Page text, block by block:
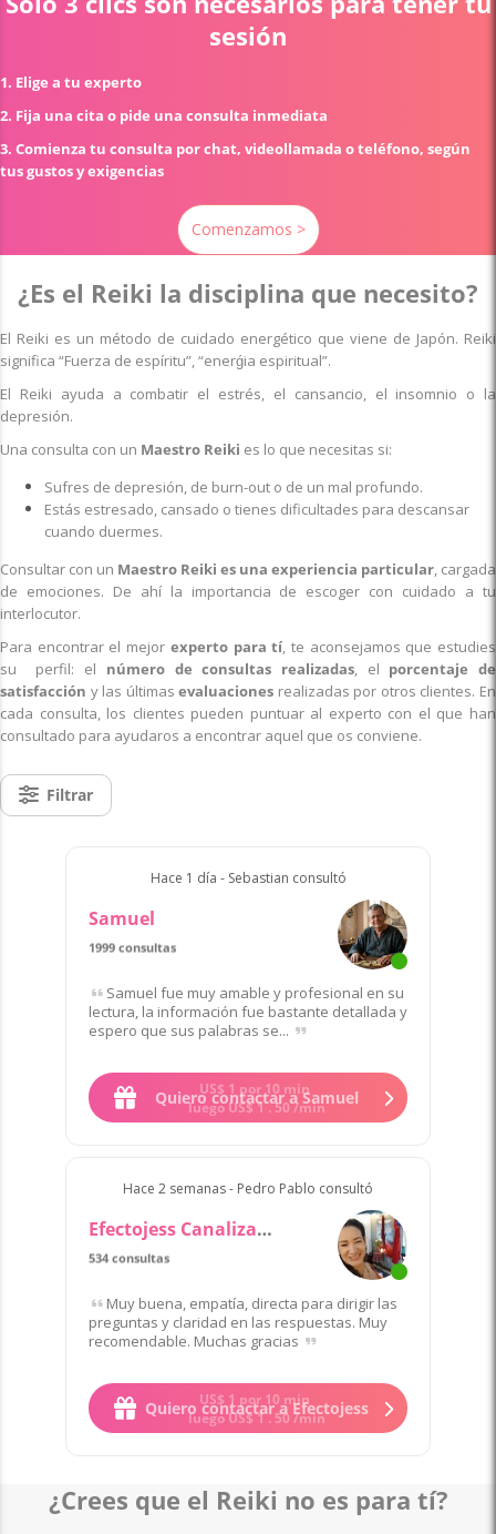
sesión
1. Elige a tu experto
2. Fija una cita o pide una consulta inmediata
3. Comienza tu consulta por chat, videollamada o teléfono, según
tus gustos y exigencias
Comenzamos >
¿Es el Reiki la disciplina que necesito?
El Reiki es un método de cuidado energético que viene de Japón. Reiki
significa “Fuerza de espíritu”, “enerǵia espiritual”.
El Reiki ayuda a combatir el estrés, el cansancio, el insomnio o la
depresión.
Una consulta con un Maestro Reiki es lo que necesitas si:
Sufres de depresión, de burn-out o de un mal profundo.
Estás estresado, cansado o tienes dificultades para descansar
cuando duermes.
Consultar con un Maestro Reiki es una experiencia particular, cargada
de emociones. De ahí la importancia de escoger con cuidado a tu
interlocutor.
Para encontrar el mejor experto para tí, te aconsejamos que estudies
su perfil: el número de consultas realizadas, el porcentaje de
satisfacción y las últimasevaluaciones realizadas por otros clientes. En
cada consulta, los clientes pueden puntuar al experto con el que han
consultado para ayudaros a encontrar aquel que os conviene.
Filtrar
Hace 1 día - Sebastian consultó
Samuel
1999 consultas
Samuel fue muy amable y profesional en su
lectura, la información fue bastante detallada y
espero que sus palabras se...
Quiero contactar a Samuel
US$ 1 por 10 min
luegoUS$1.50/min
Hace 2 semanas - Pedro Pablo consultó
Efectojess Canalizadora
534 consultas
Muy buena, empatía, directa para dirigir las
preguntas y claridad en las respuestas. Muy
recomendable. Muchas gracias
Quiero contactar a Efectojess
US$ 1 por 10 min
luegoUS$ 1. 50 /min
¿Crees que el Reiki no es para tí?